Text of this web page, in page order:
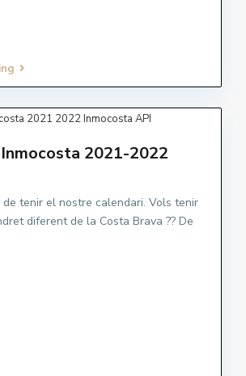
2021-2022
tenir el nostre calendari. Vols tenir
diferent de la Costa Brava ?? De